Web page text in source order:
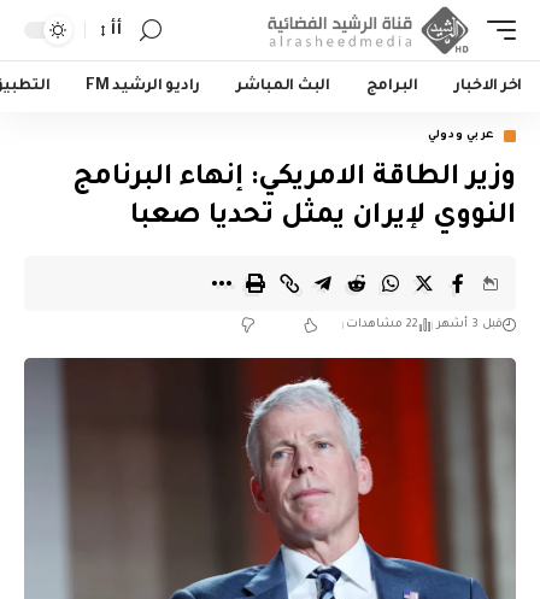
أأ
اخر الاخبار البرامج البث المباشر راديو الرشيد FM
عربي ودولي
وزير الطاقة الامريكي: إنهاء البرنامج
النووي لإيران يمثل تحديا صعبا
قبل 3 أشهر 22 مشاهدات